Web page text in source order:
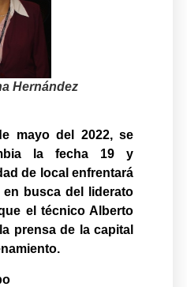
Hernández
mayo del 2022, se
la fecha 19 y
de local enfrentará
busca del liderato
el técnico Alberto
prensa de la capital